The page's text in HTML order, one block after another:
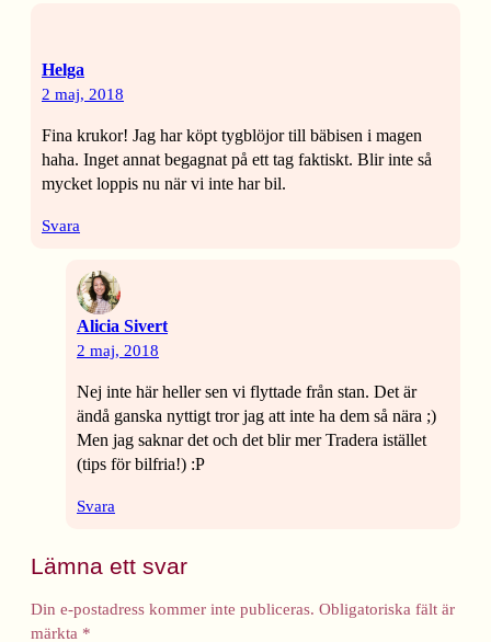
Helga
2 maj, 2018
Fina krukor! Jag har köpt tygblöjor till bäbisen i magen
haha. Inget annat begagnat på ett tag faktiskt. Blir inte så
mycket loppis nu när vi inte har bil.
Svara
Alicia Sivert
2 maj, 2018
Nej inte här heller sen vi flyttade från stan. Det är
ändå ganska nyttigt tror jag att inte ha dem så nära ;)
Men jag saknar det och det blir mer Tradera istället
(tips för bilfria!) :P
Svara
Lämna ett svar
Din e-postadress kommer inte publiceras. Obligatoriska fält är
märkta *